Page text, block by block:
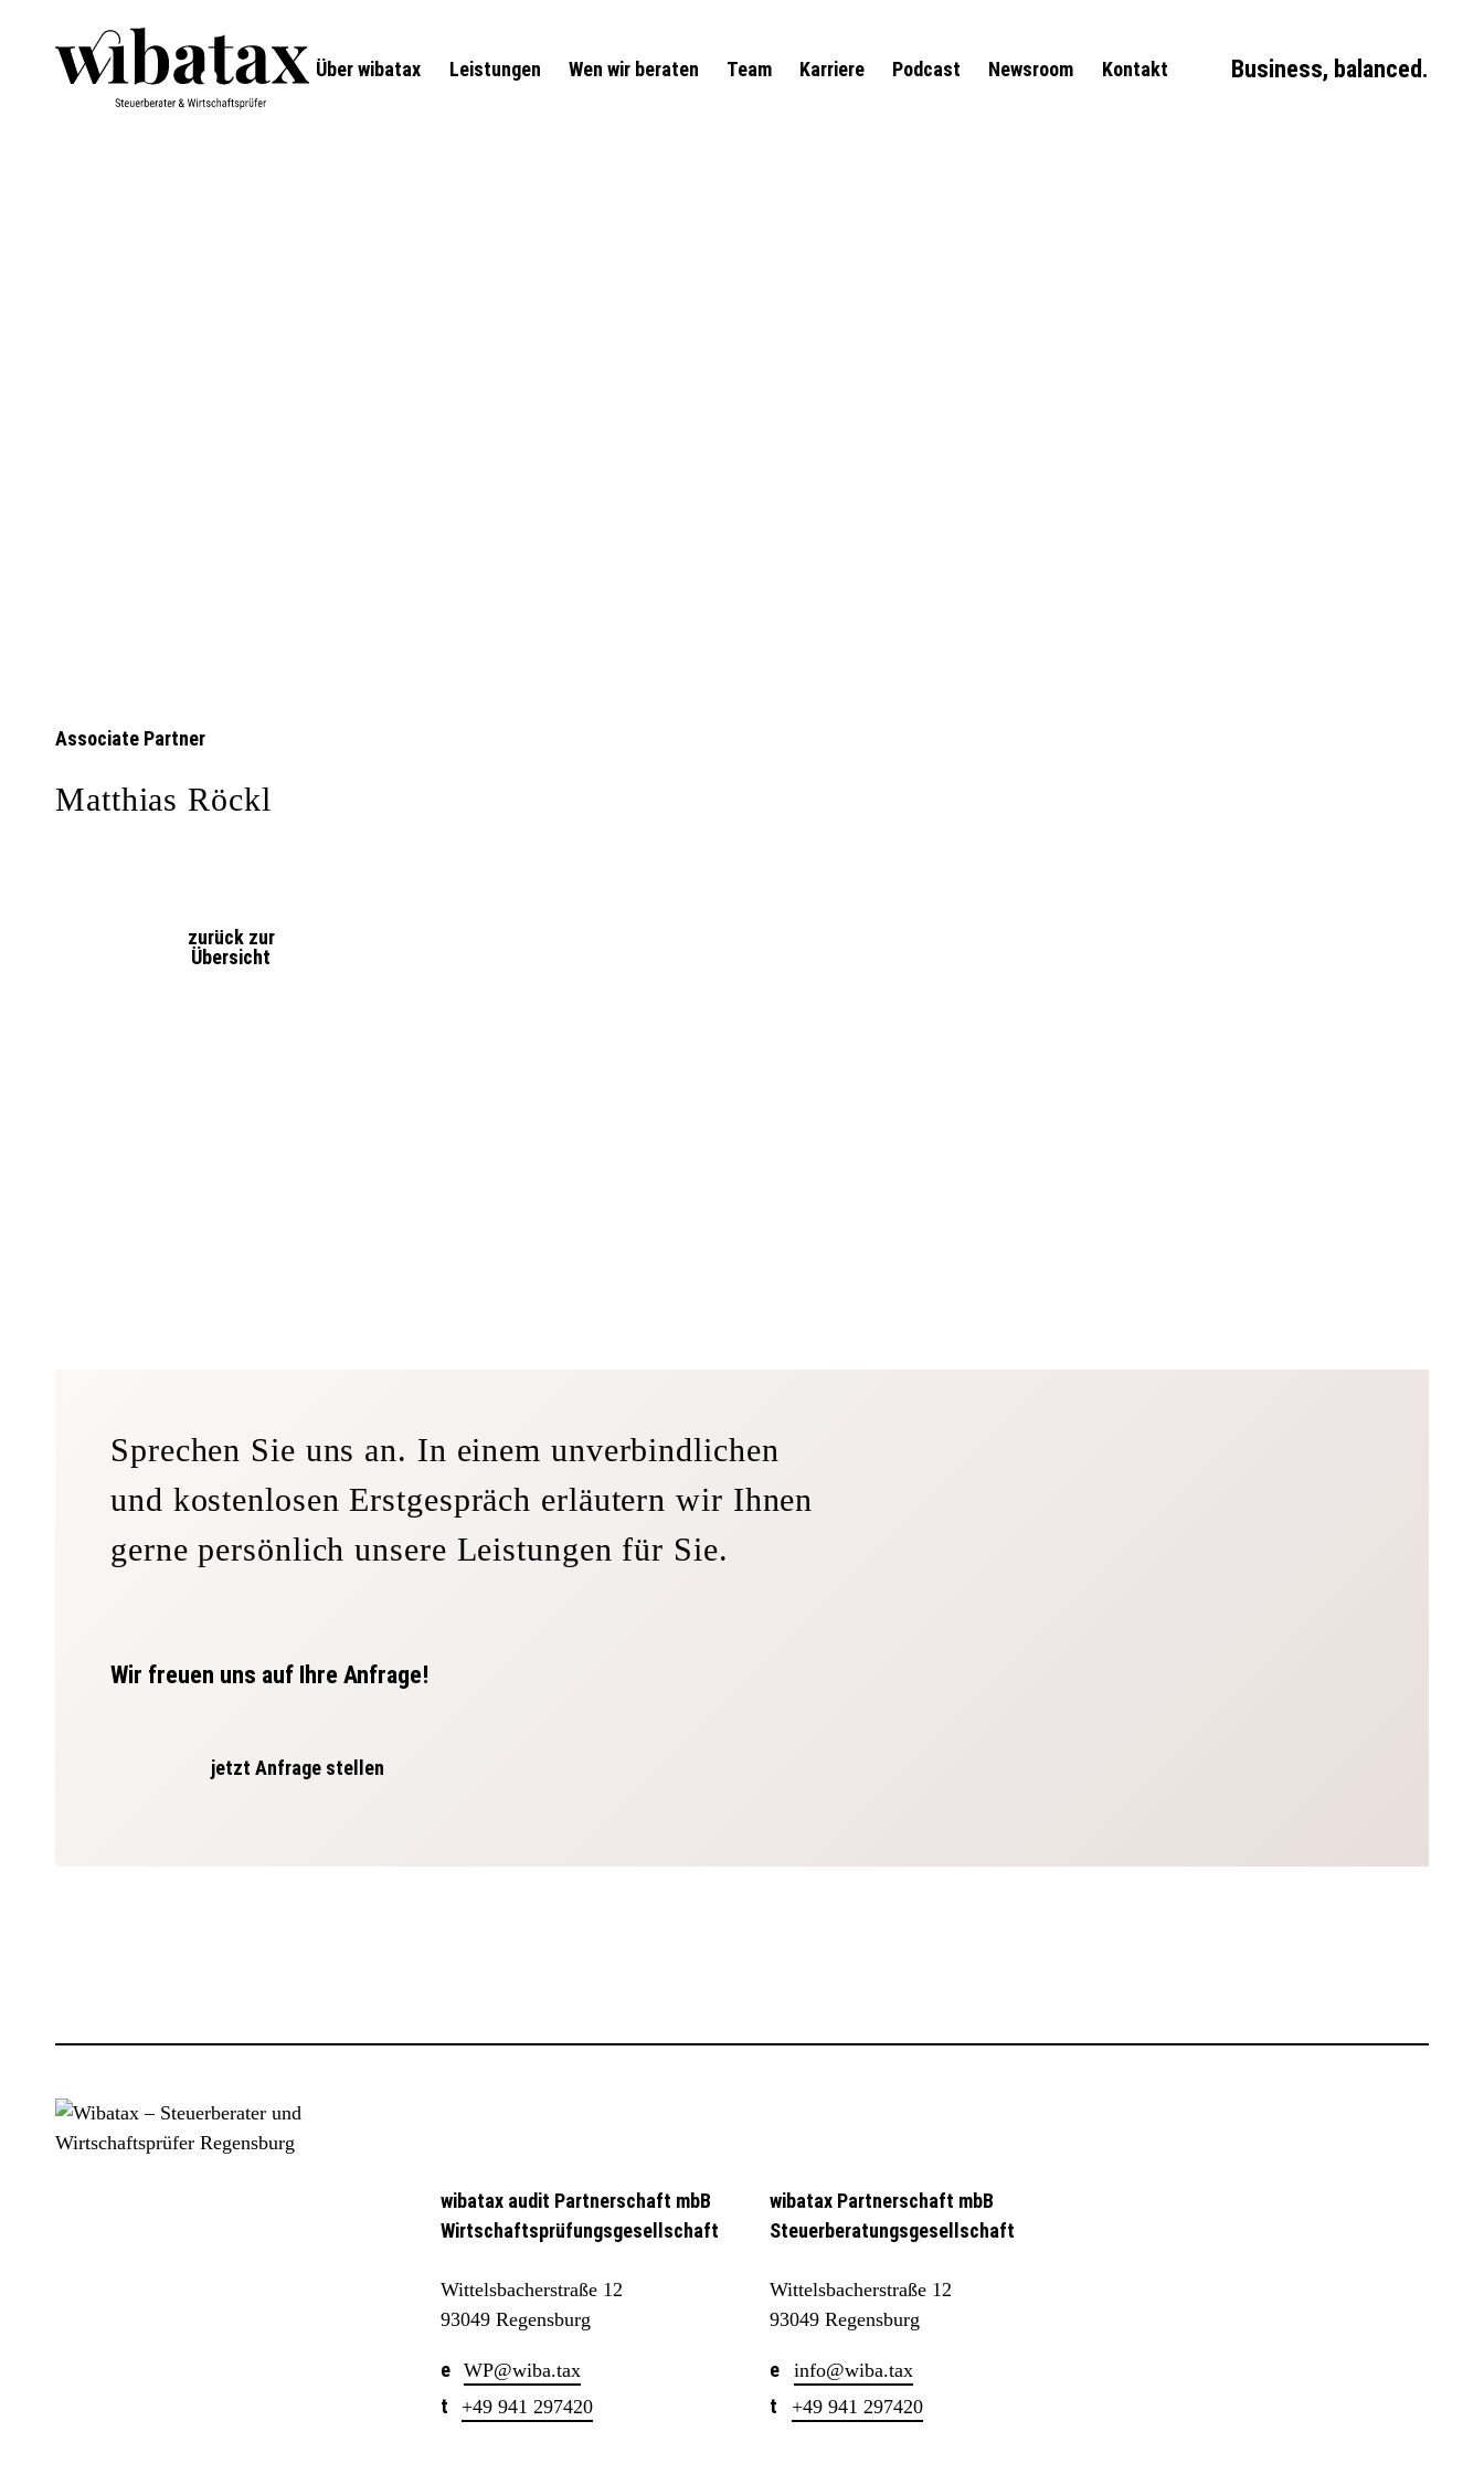
Über wibatax Leistungen Wen wir beraten Team Karriere Podcast Newsroom Kontakt Business, balanced.
Associate Partner
Matthias Röckl
zurück zur
Übersicht
Sprechen Sie uns an. In einem unverbindlichen
und kostenlosen Erstgespräch erläutern wir Ihnen
gerne persönlich unsere Leistungen für Sie.
Wir freuen uns auf Ihre Anfrage!
jetzt Anfrage stellen
wibatax audit Partnerschaft mbB
Wirtschaftsprüfungsgesellschaft
Wittelsbacherstraße 12
93049 Regensburg
WP@wiba.tax
+49 941 297420
wibatax Partnerschaft mbB
Steuerberatungsgesellschaft
Wittelsbacherstraße 12
93049 Regensburg
info@wiba.tax
+49 941 297420